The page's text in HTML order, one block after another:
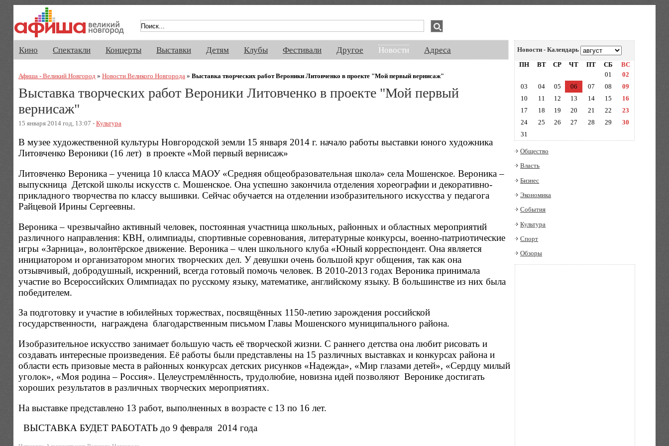
Кино Спектакли Концерты Выставки Детям Клубы Фестивали Другое Новости Адреса
Афиша - Великий Новгород » Новости Великого Новгорода » Выставка творческих работ Вероники Литовченко в проекте "Мой первый вернисаж"
Выставка творческих работ Вероники Литовченко в проекте "Мой первый
вернисаж"
15 января 2014 год, 13:07 - Культура
В музее художественной культуры Новгородской земли 15 января 2014 г. начало работы выставки юного художника
Литовченко Вероники (16 лет) в проекте «Мой первый вернисаж»
Литовченко Вероника – ученица 10 класса МАОУ «Средняя общеобразовательная школа» села Мошенское. Вероника –
выпускница Детской школы искусств с. Мошенское. Она успешно закончила отделения хореографии и декоративно-
прикладного творчества по классу вышивки. Сейчас обучается на отделении изобразительного искусства у педагога
Райцевой Ирины Сергеевны.
Вероника – чрезвычайно активный человек, постоянная участница школьных, районных и областных мероприятий
различного направления: КВН, олимпиады, спортивные соревнования, литературные конкурсы, военно-патриотические
игры «Зарница», волонтёрское движение. Вероника – член школьного клуба «Юный корреспондент. Она является
инициатором и организатором многих творческих дел. У девушки очень большой круг общения, так как она
отзывчивый, добродушный, искренний, всегда готовый помочь человек. В 2010-2013 годах Вероника принимала
участие во Всероссийских Олимпиадах по русскому языку, математике, английскому языку. В большинстве из них была
победителем.
За подготовку и участие в юбилейных торжествах, посвящённых 1150-летию зарождения российской
государственности, награждена благодарственным письмом Главы Мошенского муниципального района.
Изобразительное искусство занимает большую часть её творческой жизни. С раннего детства она любит рисовать и
создавать интересные произведения. Её работы были представлены на 15 различных выставках и конкурсах района и
области есть призовые места в районных конкурсах детских рисунков «Надежда», «Мир глазами детей», «Сердцу милый
уголок», «Моя родина – Россия». Целеустремлённость, трудолюбие, новизна идей позволяют Веронике достигать
хороших результатов в различных творческих мероприятиях.
На выставке представлено 13 работ, выполненных в возрасте с 13 по 16 лет.
ВЫСТАВКА БУДЕТ РАБОТАТЬ до 9 февраля 2014 года
Новости - Календарь
ПН
ВТ СР ЧТ ПТ СБ
ВС
01
02
03
04 05 06 07 08
09
10
11 12 13 14 15
16
17
18 19 20 21 22
23
24
25 26 27 28 29
30
31
Общество
Власть
Бизнес
Экономика
События
Культура
Спорт
Обзоры